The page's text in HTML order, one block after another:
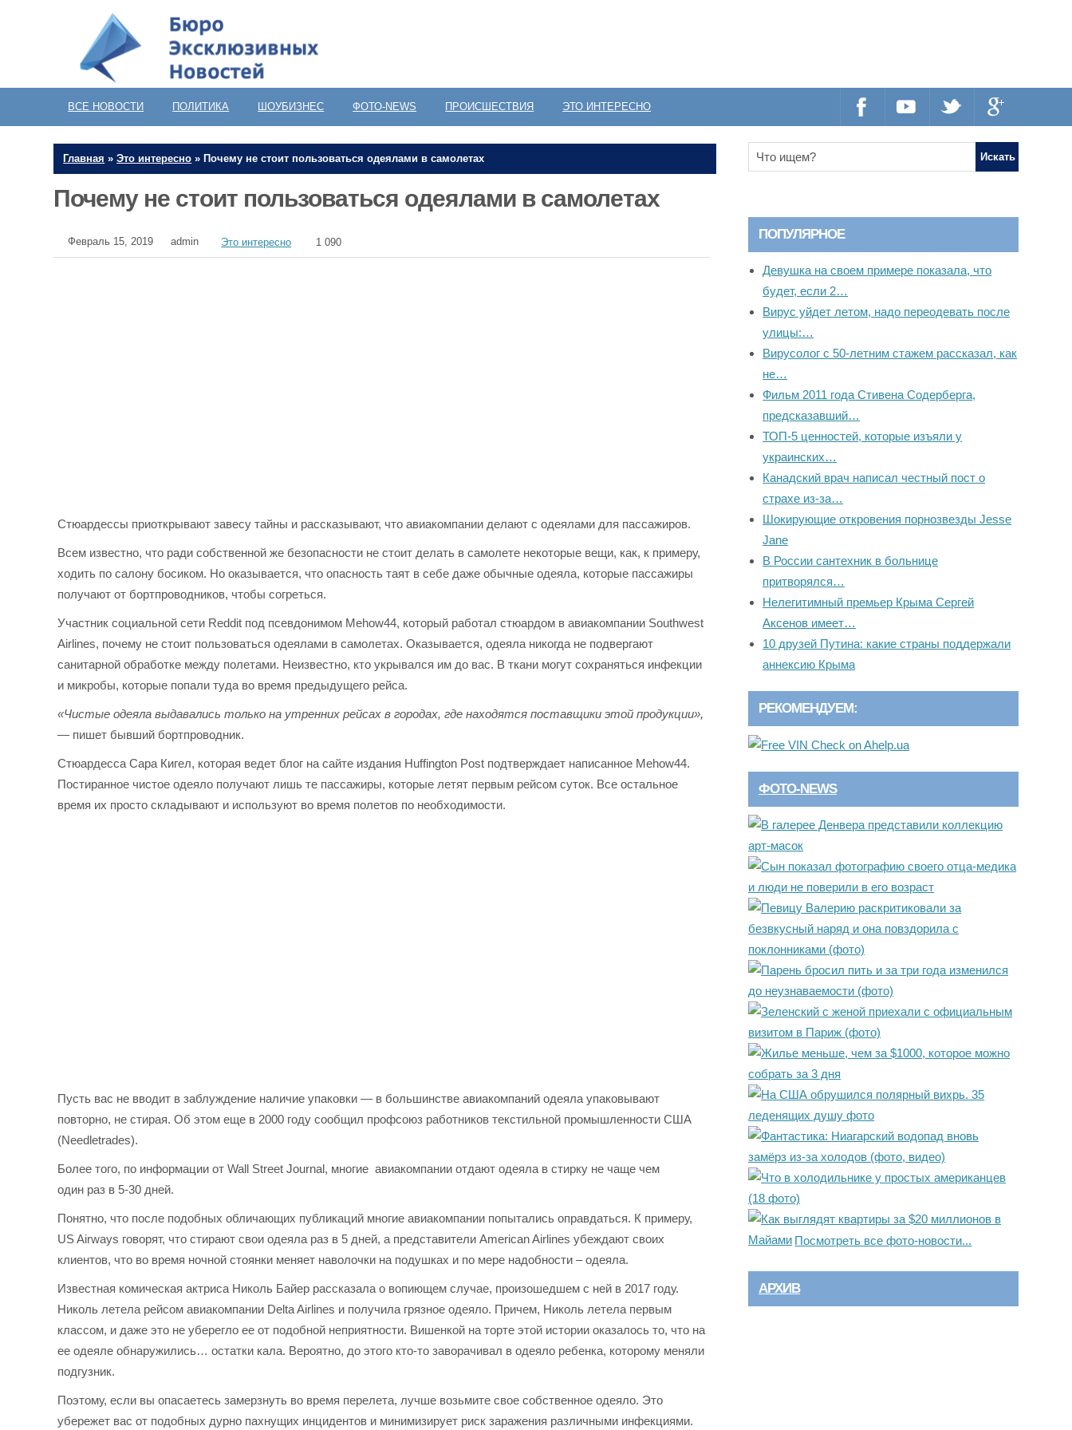
ВСЕ НОВОСТИ ПОЛИТИКА ШОУБИЗНЕС ФОТО-NEWS ПРОИСШЕСТВИЯ ЭТО ИНТЕРЕСНО
Главная »Это интересно » Почему не стоит пользоваться одеялами в самолетах
Почему не стоит пользоваться одеялами в самолетах
Февраль 15, 2019 admin Это интересно 1 090
Стюардессы приоткрывают завесу тайны и рассказывают, что авиакомпании делают с одеялами для пассажиров.
Всем известно, что ради собственной же безопасности не стоит делать в самолете некоторые вещи, как, к примеру,
ходить по салону босиком. Но оказывается, что опасность таят в себе даже обычные одеяла, которые пассажиры
получают от бортпроводников, чтобы согреться.
Участник социальной сети Reddit под псевдонимом Mehow44, который работал стюардом в авиакомпании Southwest
Airlines, почему не стоит пользоваться одеялами в самолетах. Оказывается, одеяла никогда не подвергают
санитарной обработке между полетами. Неизвестно, кто укрывался им до вас. В ткани могут сохраняться инфекции
и микробы, которые попали туда во время предыдущего рейса.
«Чистые одеяла выдавались только на утренних рейсах в городах, где находятся поставщики этой продукции»,
— пишет бывший бортпроводник.
Стюардесса Сара Кигел, которая ведет блог на сайте издания Huffington Post подтверждает написанное Mehow44.
Постиранное чистое одеяло получают лишь те пассажиры, которые летят первым рейсом суток. Все остальное
время их просто складывают и используют во время полетов по необходимости.
Пусть вас не вводит в заблуждение наличие упаковки — в большинстве авиакомпаний одеяла упаковывают
повторно, не стирая. Об этом еще в 2000 году сообщил профсоюз работников текстильной промышленности США
(Needletrades).
Более того, по информации от Wall Street Journal, многие авиакомпании отдают одеяла в стирку не чаще чем
один раз в 5-30 дней.
Понятно, что после подобных обличающих публикаций многие авиакомпании попытались оправдаться. К примеру,
US Airways говорят, что стирают свои одеяла раз в 5 дней, а представители American Airlines убеждают своих
клиентов, что во время ночной стоянки меняет наволочки на подушках и по мере надобности – одеяла.
Известная комическая актриса Николь Байер рассказала о вопиющем случае, произошедшем с ней в 2017 году.
Николь летела рейсом авиакомпании Delta Airlines и получила грязное одеяло. Причем, Николь летела первым
классом, и даже это не уберегло ее от подобной неприятности. Вишенкой на торте этой истории оказалось то, что на
ее одеяле обнаружились… остатки кала. Вероятно, до этого кто-то заворачивал в одеяло ребенка, которому меняли
подгузник.
Поэтому, если вы опасаетесь замерзнуть во время перелета, лучше возьмите свое собственное одеяло. Это
убережет вас от подобных дурно пахнущих инцидентов и минимизирует риск заражения различными инфекциями.
ПОПУЛЯРНОЕ
Девушка на своем примере показала, что
будет, если 2…
Вирус уйдет летом, надо переодевать после
улицы:…
Вирусолог с 50-летним стажем рассказал, как
не…
Фильм 2011 года Стивена Содерберга,
предсказавший…
ТОП-5 ценностей, которые изъяли у
украинских…
Канадский врач написал честный пост о
страхе из-за…
Шокирующие откровения порнозвезды Jesse
Jane
В России сантехник в больнице
притворялся…
Нелегитимный премьер Крыма Сергей
Аксенов имеет…
10 друзей Путина: какие страны поддержали
аннексию Крыма
РЕКОМЕНДУЕМ:
ФОТО-NEWS
Посмотреть все фото-новости...
АРХИВ